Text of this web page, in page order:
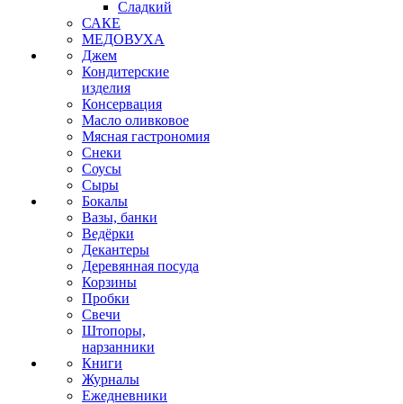
Сладкий
САКЕ
МЕДОВУХА
Джем
Кондитерские
изделия
Консервация
Масло оливковое
Мясная гастрономия
Снеки
Соусы
Сыры
Бокалы
Вазы, банки
Ведёрки
Декантеры
Деревянная посуда
Корзины
Пробки
Свечи
Штопоры,
нарзанники
Книги
Журналы
Ежедневники